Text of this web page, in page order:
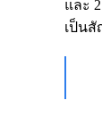
และ
เป็น